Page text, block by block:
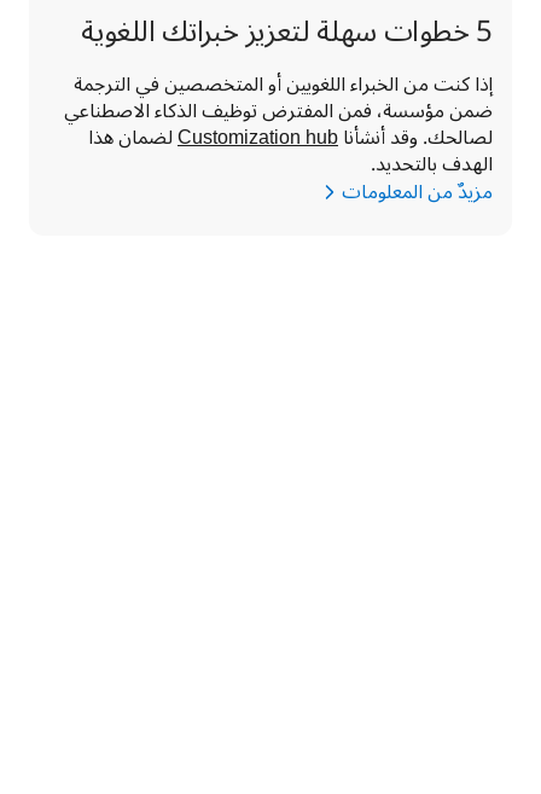
5 خطوات سهلة لتعزيز خبراتك اللغوية
لصالحك. وقد أنشأنا Customization hub
الهدف بالتحديد.
مزيدٌ من المعلومات